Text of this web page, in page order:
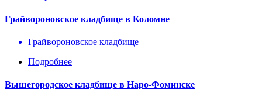
Грайвороновское кладбище в Коломне
Грайвороновское кладбище
Подробнее
Вышегородское кладбище в Наро-Фоминске